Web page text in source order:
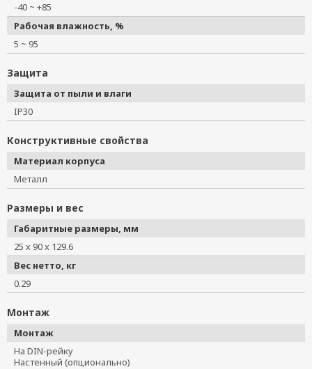
-40 ~ +85
Рабочая влажность, %
5 ~ 95
Защита
Защита от пыли и влаги
IP30
Конструктивные свойства
Материал корпуса
Металл
Размеры и вес
Габаритные размеры, мм
25 x 90 x 129.6
Вес нетто, кг
0.29
Монтаж
Монтаж
На DIN-рейку
Настенный (опционально)